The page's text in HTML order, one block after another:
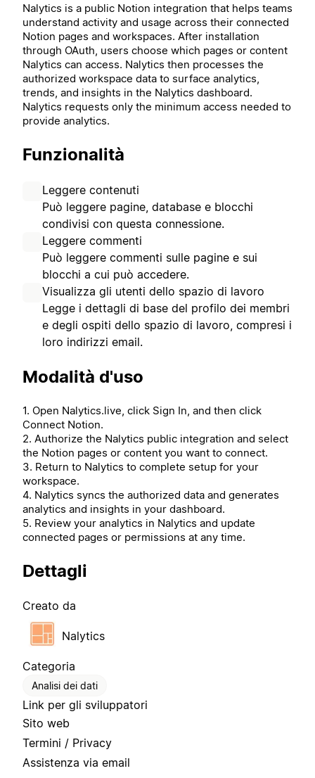
Nalytics is a public Notion integration that helps teams
understand activity and usage across their connected
Notion pages and workspaces. After installation
through OAuth, users choose which pages or content
Nalytics can access. Nalytics then processes the
authorized workspace data to surface analytics,
trends, and insights in the Nalytics dashboard.
Nalytics requests only the minimum access needed to
provide analytics.
Funzionalità
Leggere contenuti
Può leggere pagine, database e blocchi
condivisi con questa connessione.
Leggere commenti
Può leggere commenti sulle pagine e sui
blocchi a cui può accedere.
Visualizza gli utenti dello spazio di lavoro
Legge i dettagli di base del profilo dei membri
e degli ospiti dello spazio di lavoro, compresi i
loro indirizzi email.
Modalità d'uso
1. Open Nalytics.live, click Sign In, and then click
Connect Notion.
2. Authorize the Nalytics public integration and select
the Notion pages or content you want to connect.
3. Return to Nalytics to complete setup for your
workspace.
4. Nalytics syncs the authorized data and generates
analytics and insights in your dashboard.
5. Review your analytics in Nalytics and update
connected pages or permissions at any time.
Dettagli
Creato da
Nalytics
Categoria
Analisi dei dati
Link per gli sviluppatori
Sito web
Termini / Privacy
Assistenza via email